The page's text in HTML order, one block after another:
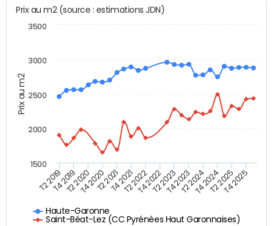
Prix au m2
Prix au m2 (source : estimations JDN)
Haute-Garonne
Saint-Béat-Lez (CC Pyrénées Haut Garonnaises)
T2 2019T4 2019T2 2020T4 2020T2 2021T4 2021T2 2022T4 2022T2 2023T4 2023T2 2024T4 2024T2 2025T4 2025
1500
2000
2500
3000
3500